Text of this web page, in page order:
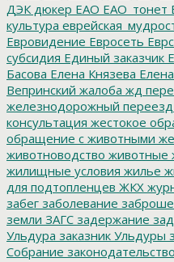
ДЭК дюкер ЕАО ЕАО_тонет
культура
Евровидение Евросеть
субсидия Единый заказчик
Басова Елена Князева
Вепринский жалоба жд
железнодорожный переезд
консультация жестокое
обращение с животными
животноводство животные
жилищные условия жилье
для подтопленцев ЖКХ
забег заболевание
земли ЗАГС задержание
Ульдура заказник Ульдуры
Собрание законодательство